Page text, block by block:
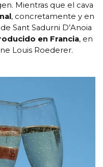
Mientras que el cava
, concretamente y en
Sant Sadurni D’Anoia
en Francia, en
Louis Roederer.